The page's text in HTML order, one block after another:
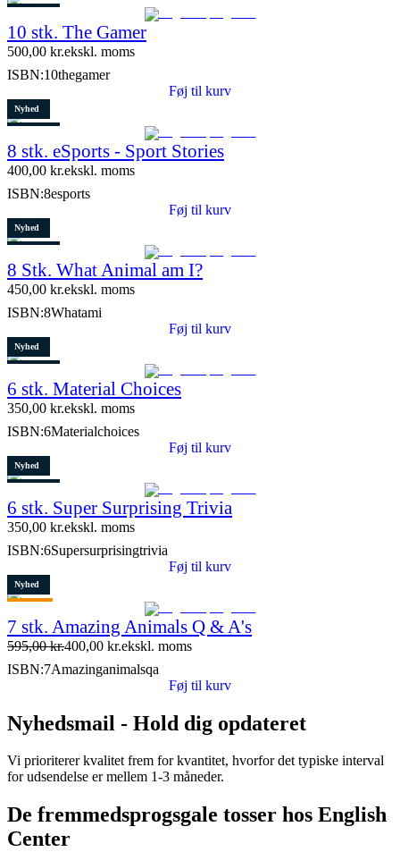
5 stk. tilbage
10 stk. The Gamer
500,00 kr.ekskl. moms
ISBN:10thegamer
Føj til kurv
Nyhed
6 stk. tilbage
8 stk. eSports - Sport Stories
400,00 kr.ekskl. moms
ISBN:8esports
Føj til kurv
Nyhed
10 stk. tilbage
8 Stk. What Animal am I?
450,00 kr.ekskl. moms
ISBN:8Whatami
Føj til kurv
Nyhed
5 stk. tilbage
6 stk. Material Choices
350,00 kr.ekskl. moms
ISBN:6Materialchoices
Føj til kurv
Nyhed
8 stk. tilbage
6 stk. Super Surprising Trivia
350,00 kr.ekskl. moms
ISBN:6Supersurprisingtrivia
Føj til kurv
Nyhed
Restparti
15 stk. tilbage
7 stk. Amazing Animals Q & A's
595,00kr.400,00 kr.ekskl. moms
ISBN:7Amazinganimalsqa
Føj til kurv
Nyhedsmail - Hold dig opdateret
Vi prioriterer kvalitet frem for kvantitet, hvorfor det typiske interval
for udsendelse er mellem 1-3 måneder.
De fremmedsprogsgale tosser hos English
Center